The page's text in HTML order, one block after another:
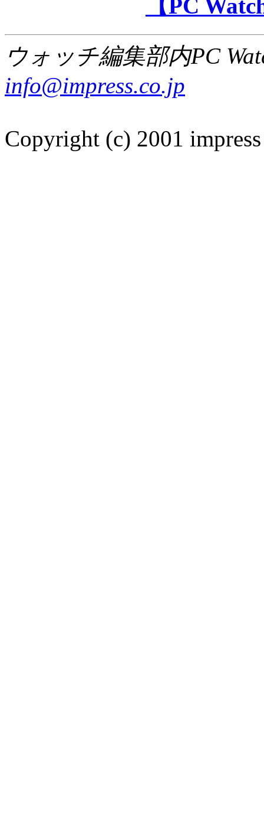
【PC
ウォッチ編集部内PC
info@impress.co.jp
Copyright (c) 2001